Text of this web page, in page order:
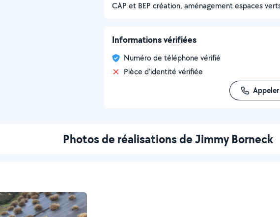
CAP et BEP création, aménagement espaces
Informations vérifiées
Numéro de téléphone vérifié
Pièce d'identité vérifiée
Appeler
Photos de réalisations de Jimmy Borneck